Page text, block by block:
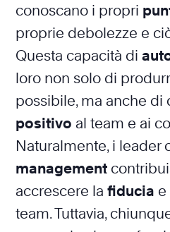
conoscano i propri
proprie debolezze e
Questa capacità di
loro non solo di
possibile, ma anche di
positivo al team e ai
Naturalmente, i leader
management
accrescere la fiducia e
team. Tuttavia,